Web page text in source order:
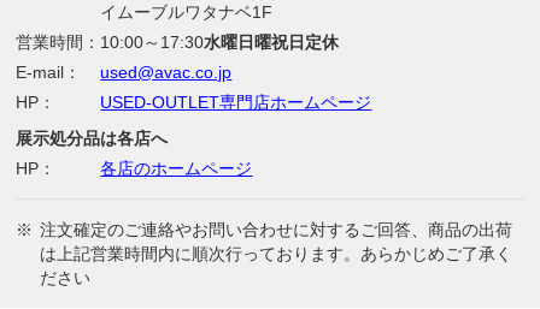
イムーブルワタナベ1F
営業時間： 10:00～17:30水曜日曜祝日定休
E-mail：
used@avac.co.jp
HP：
USED-OUTLET専門店ホームページ
展示処分品は各店へ
HP：
各店のホームページ
※ 注文確定のご連絡やお問い合わせに対するご回答、商品の出荷
は上記営業時間内に順次行っております。あらかじめご了承く
ださい